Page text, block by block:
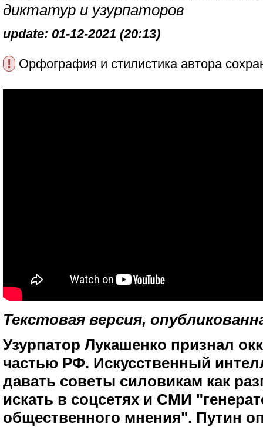
диктатур и узурпаторов
update: 01-12-2021 (20:13)
! Орфография и стилистика автора
Текстовая версия,
Узурпатор Лукашенко признал
частью РФ. Искусственный
давать советы силовикам как
искать в соцсетях и СМИ
общественного мнения". Путин